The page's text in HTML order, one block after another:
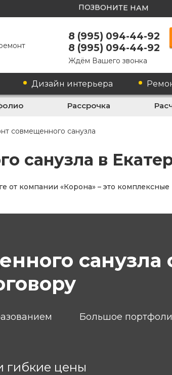
ПОЗВОНИТЕ НАМ
8 (995) 094-44-92
8 (995) 094-44-92
Ждём Вашего звонка
Дизайн интерьера
Рассрочка
совмещенного санузла
санузла в
от компании «Корона» – это
санузла
Большое
гибкие цены